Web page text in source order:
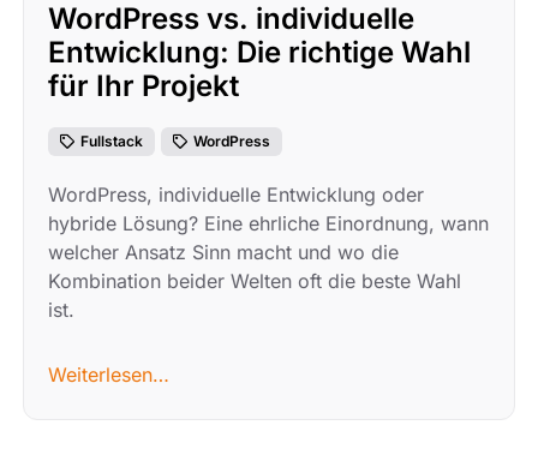
WordPress vs. individuelle
Entwicklung: Die richtige Wahl
für Ihr Projekt
Fullstack WordPress
WordPress, individuelle Entwicklung oder
hybride Lösung? Eine ehrliche Einordnung, wann
welcher Ansatz Sinn macht und wo die
Kombination beider Welten oft die beste Wahl
ist.
Weiterlesen…